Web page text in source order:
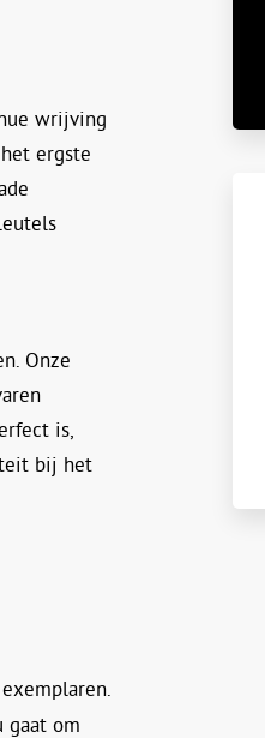
wrijving
ergste
Onze
is,
bij het
gaat om